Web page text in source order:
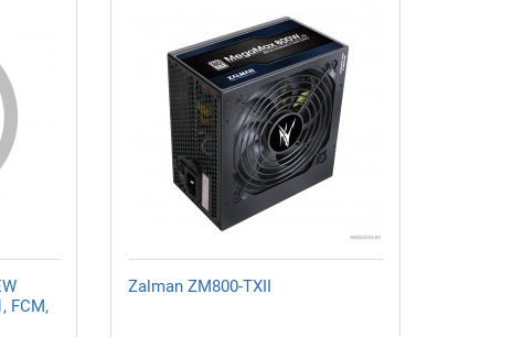
FCM,
ZalmanZM800-TXII